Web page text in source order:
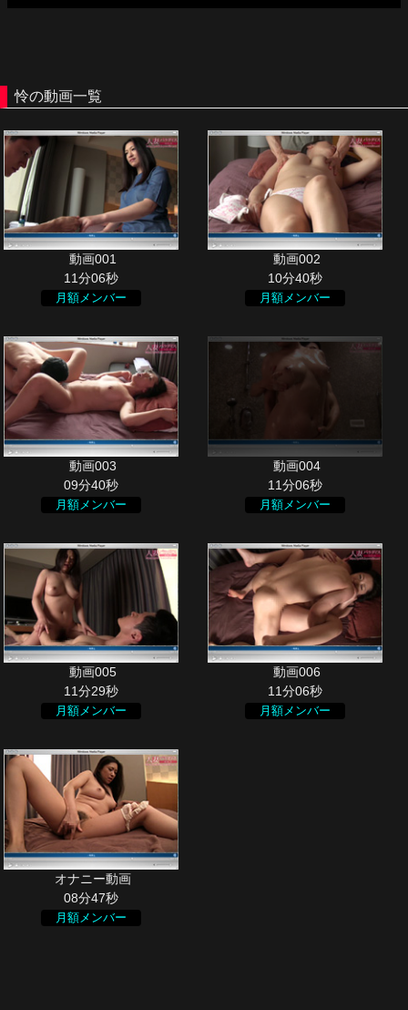
怜の動画一覧
11分06秒
月額メンバー
10分40秒
月額メンバー
09分40秒
月額メンバー
11分06秒
月額メンバー
11分29秒
月額メンバー
11分06秒
月額メンバー
08分47秒
月額メンバー